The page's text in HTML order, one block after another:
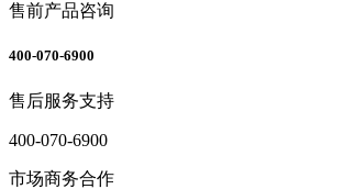
售前产品咨询
400-070-6900
售后服务支持
400-070-6900
市场商务合作